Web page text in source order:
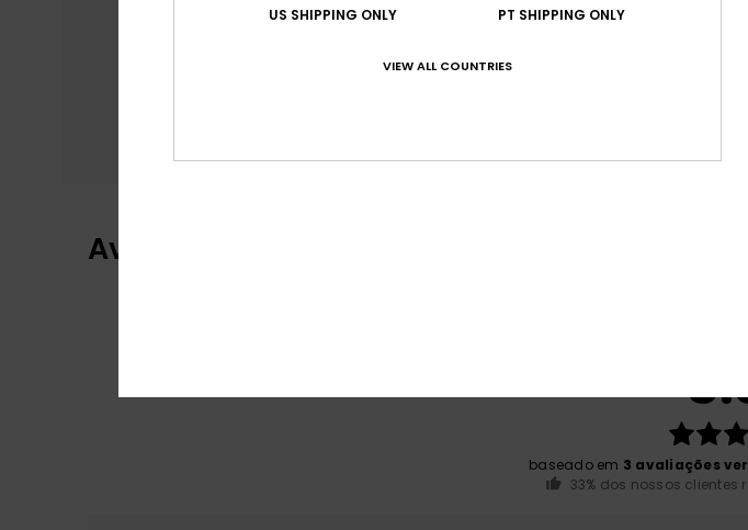
Avaliações dos clientes
baseado em 3 avaliações
33% dos nossos
US SHIPPING ONLY PT SHIPPING ONLY
VIEW ALL COUNTRIES